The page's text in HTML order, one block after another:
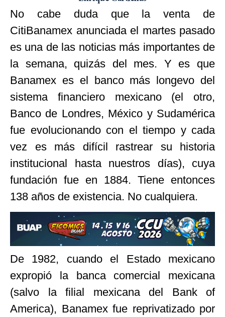
No cabe duda que la venta de
CitiBanamex anunciada el martes pasado
es una de las noticias más importantes de
la semana, quizás del mes. Y es que
Banamex es el banco más longevo del
sistema financiero mexicano (el otro,
Banco de Londres, México y Sudamérica
fue evolucionando con el tiempo y cada
vez es más difícil rastrear su historia
institucional hasta nuestros días), cuya
fundación fue en 1884. Tiene entonces
138 años de existencia. No cualquiera.
De 1982, cuando el Estado mexicano
expropió la banca comercial mexicana
(salvo la filial mexicana del Bank of
America), Banamex fue reprivatizado por